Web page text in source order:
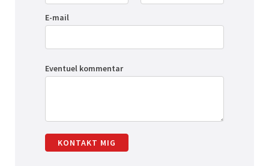
E-mail
Eventuel kommentar
KONTAKT MIG